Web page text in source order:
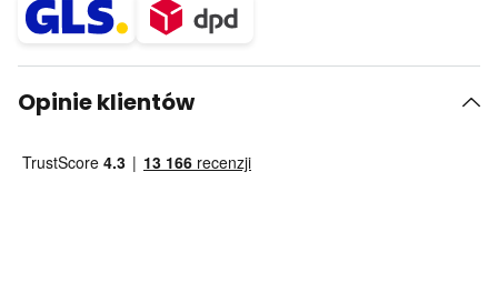
Opinie klientów